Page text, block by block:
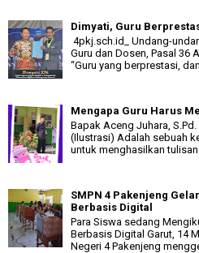
Dimyati, Guru
4pkj.sch.id_ Undang-
Guru dan Dosen, Pasal 36
“Guru yang berprestasi,
Mengapa Guru Harus
Bapak Aceng Juhara,
(Ilustrasi) Adalah sebuah
untuk menghasilkan tulisan
SMPN 4 Pakenjeng
Berbasis Digital
Para Siswa sedang
Berbasis Digital Garut, 14
Negeri 4 Pakenjeng